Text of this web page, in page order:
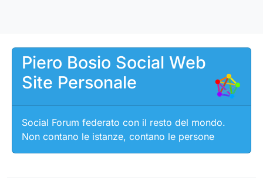
Piero Bosio Social Web
Site Personale
Social Forum federato con il resto del mondo.
Non contano le istanze, contano le persone